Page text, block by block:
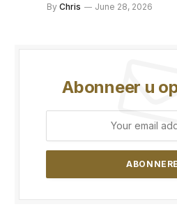
By Chris June 28, 2026
Abonneer u